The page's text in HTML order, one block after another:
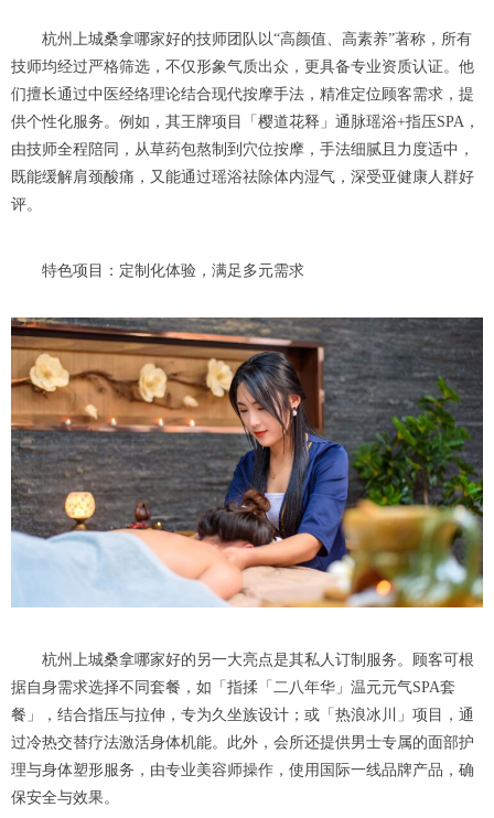
杭州上城桑拿哪家好的技师团队以“高颜值、高素养”著称，所有
技师均经过严格筛选，不仅形象气质出众，更具备专业资质认证。他
们擅长通过中医经络理论结合现代按摩手法，精准定位顾客需求，提
供个性化服务。例如，其王牌项目「樱道花释」通脉瑶浴+指压SPA，
由技师全程陪同，从草药包熬制到穴位按摩，手法细腻且力度适中，
既能缓解肩颈酸痛，又能通过瑶浴祛除体内湿气，深受亚健康人群好
评。
特色项目：定制化体验，满足多元需求
杭州上城桑拿哪家好的另一大亮点是其私人订制服务。顾客可根
据自身需求选择不同套餐，如「指揉「二八年华」温元元气SPA套
餐」，结合指压与拉伸，专为久坐族设计；或「热浪冰川」项目，通
过冷热交替疗法激活身体机能。此外，会所还提供男士专属的面部护
理与身体塑形服务，由专业美容师操作，使用国际一线品牌产品，确
保安全与效果。